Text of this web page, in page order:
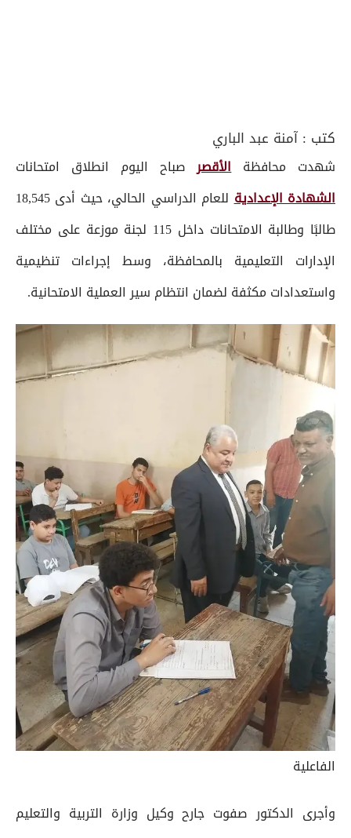
كتب : آمنة عبد الباري
شهدت محافظةالأقصرصباح اليوم انطلاق امتحانات
الشهادة الإعدادية
للعام الدراسي الحالي، حيث أدى 18,545
طالبًا وطالبة الامتحانات داخل 115 لجنة موزعة على مختلف
الإدارات التعليمية بالمحافظة، وسط إجراءات تنظيمية
واستعدادات مكثفة لضمان انتظام سير العملية الامتحانية.
الفاعلية
وأجرى الدكتور صفوت جارح وكيل وزارة التربية والتعليم